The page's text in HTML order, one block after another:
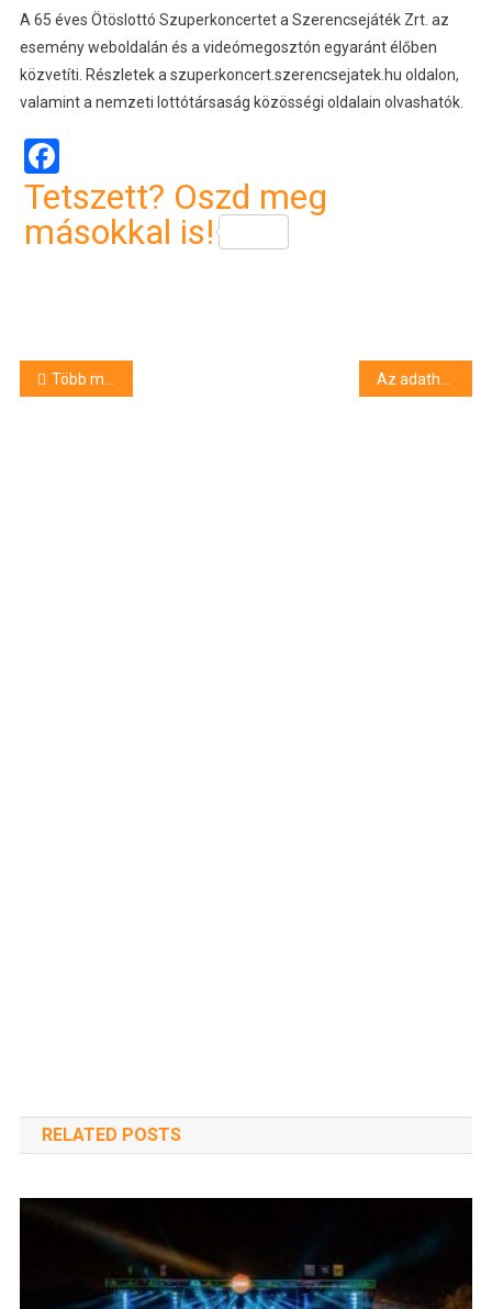
A 65 éves Ötöslottó Szuperkoncertet a Szerencsejáték Zrt. az
esemény weboldalán és a videómegosztón egyaránt élőben
közvetíti. Részletek a szuperkoncert.szerencsejatek.hu oldalon,
valamint a nemzeti lottótársaság közösségi oldalain olvashatók.
Facebook
Tetszett? Oszd meg
másokkal is!
Bejegyzés
Több mint egymillió gyermek sportol rendszeresen Magyarországon
RELATED POSTS